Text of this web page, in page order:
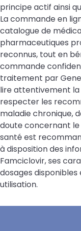
principe actif ainsi
La commande en
catalogue de
pharmaceutiques
reconnus, tout en
commande
traitement par
lire attentivement
respecter les
maladie chronique,
doute concernant le
santé est
à disposition des
Famciclovir, ses
dosages
utilisation.